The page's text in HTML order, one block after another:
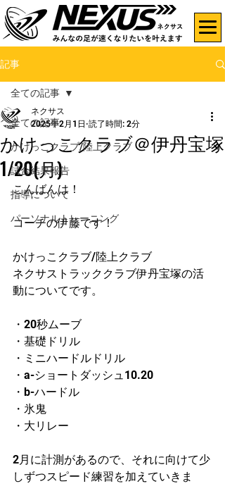
記事
全ての記事
かけっこクラブ/陸上クラブ
試合結果報告
指導について
パーソナルトレーニング
全ての記事
かけっこクラブ＠伊丹宝塚
1/20(月)
ネクサス
2025年2月1日 読了時間: 2分
こんばんは！
コーチの伊藤です！
かけっこクラブ/陸上クラブ
ネクサストラッククラブ伊丹宝塚の活
動についてです。
・20秒ムーブ
・基礎ドリル
・ミニハードルドリル
・a-ショートダッシュ10.20
・b-ハードル
・氷鬼
・大リレー
2月に計測があるので、それに向けて少
しずつスピード練習を加えていきま